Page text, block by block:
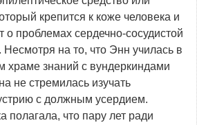
крепится к коже человека и
о проблемах сердечно-сосудистой
Несмотря на то, что Энн училась в
храме знаний с вундеркиндами
не стремилась изучать
с должным усердием.
полагала, что пару лет ради